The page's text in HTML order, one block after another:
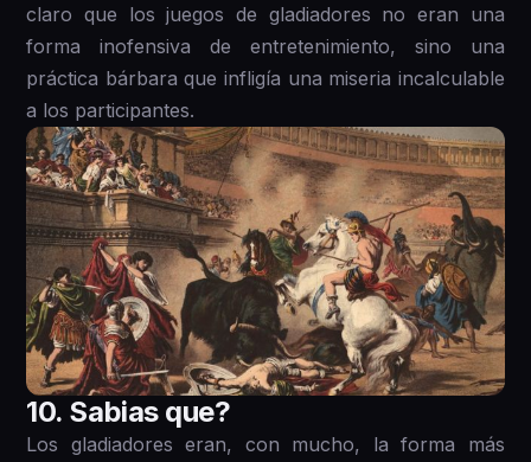
claro que los juegos de gladiadores no eran una
forma inofensiva de entretenimiento, sino una
práctica bárbara que infligía una miseria incalculable
a los participantes.
1 0. Sabias que?
Los gladiadores eran, con mucho, la forma más